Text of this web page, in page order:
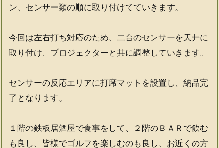
ン、センサー類の順に取り付けてていきます。
今回は左右打ち対応のため、二台のセンサーを天井に
取り付け、プロジェクターと共に調整していきます。
センサーの反応エリアに打席マットを設置し、納品完
了となります。
１階の鉄板居酒屋で食事をして、２階のＢＡＲで飲む
も良し、皆様でゴルフを楽しむのも良し、お近くの方